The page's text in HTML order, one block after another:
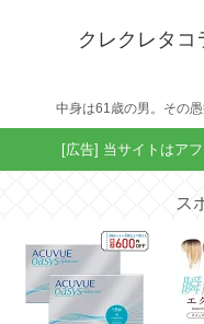
クレクレタコ
中身は61歳の男。その
[広告] 当サイトはア
ス